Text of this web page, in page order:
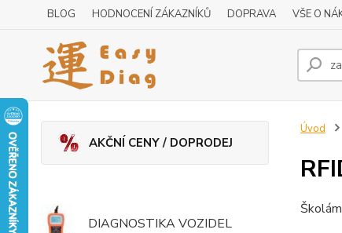
BLOG HODNOCENÍ ZÁKAZNÍKŮ DOPRAVA VŠE O
AKČNÍ CENY / DOPRODEJ
DIAGNOSTIKA VOZIDEL
Úvod